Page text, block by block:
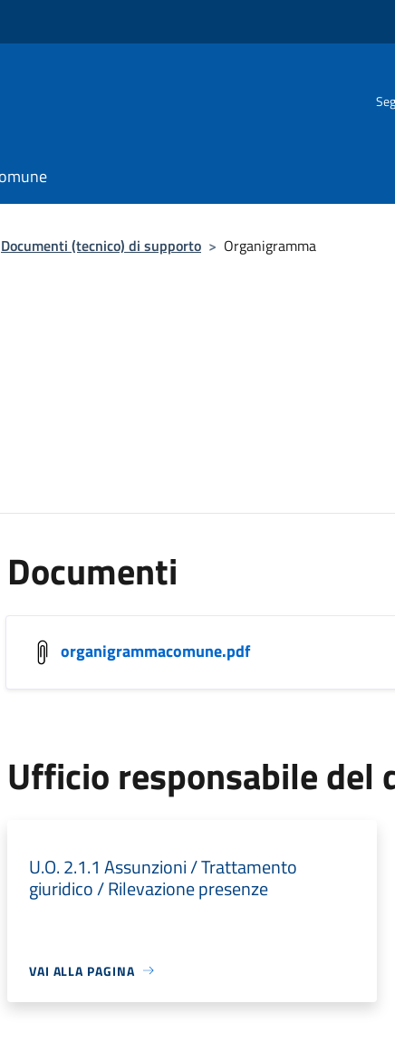
Documenti (tecnico) di supporto > Organigramma
Documenti
organigrammacomune.pdf
Ufficio responsabile del
U.O. 2.1.1 Assunzioni / Trattamento
giuridico / Rilevazione presenze
VAI ALLA PAGINA